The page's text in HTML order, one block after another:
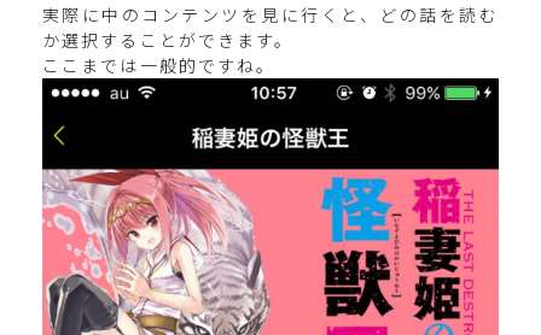
実際に中のコンテンツを見に行くと、どの話を読む
か選択することができます。
ここまでは一般的ですね。